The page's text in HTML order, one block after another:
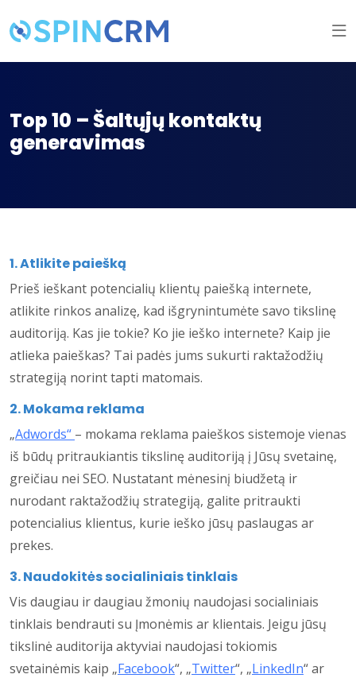
Top 10 – Šaltųjų kontaktų
generavimas
1. Atlikite paiešką
Prieš ieškant potencialių klientų paiešką internete,
atlikite rinkos analizę, kad išgrynintumėte savo tikslinę
auditoriją. Kas jie tokie? Ko jie ieško internete? Kaip jie
atlieka paieškas? Tai padės jums sukurti raktažodžių
strategiją norint tapti matomais.
2. Mokama reklama
„Adwords“ – mokama reklama paieškos sistemoje vienas
iš būdų pritraukiantis tikslinę auditoriją į Jūsų svetainę,
greičiau nei SEO. Nustatant mėnesinį biudžetą ir
nurodant raktažodžių strategiją, galite pritraukti
potencialius klientus, kurie ieško jūsų paslaugas ar
prekes.
3. Naudokitės socialiniais tinklais
Vis daugiau ir daugiau žmonių naudojasi socialiniais
tinklais bendrauti su Įmonėmis ar klientais. Jeigu jūsų
tikslinė auditorija aktyviai naudojasi tokiomis
svetainėmis kaip „Facebook“, „Twitter“, „LinkedIn“ ar